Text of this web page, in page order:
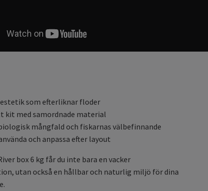
som efterliknar floder
kit med samordnade material
mångfald och fiskarnas välbefinnande
och anpassa efter layout
box 6 kg får du inte bara en vacker
utan också en hållbar och naturlig miljö för dina